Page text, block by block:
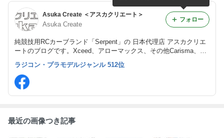
Asuka Create ＜アスカクリエート＞
Asuka Create
純競技用RCカーブランド「Serpent」の 日本代理店 アスカクリエ
ートのブログです。Xceed、アローマックス、その他Carisma、Ral
ly Legendsなど多彩なRCカー用アイテムを輸入販売しています。
フォロー
ラジコン・プラモデルジャンル 512位
最近の画像つき記事